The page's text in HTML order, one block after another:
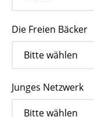
Die Freien Bäcker
Junges Netzwerk